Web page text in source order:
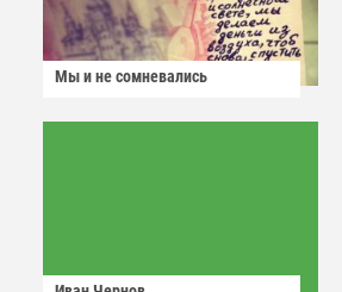
Мы и не сомневались